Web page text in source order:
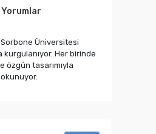
Yorumlar
Sorbone Üniversitesi
kurgulanıyor. Her birinde
özgün tasarımıyla